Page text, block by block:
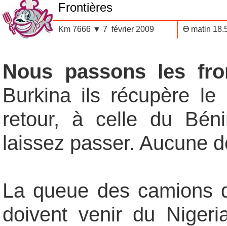
Frontières
Km 7666 ▼ 7 février 2009 Ө matin
Nous passons les
Burkina ils récupère
retour, à celle du
laissez passer. Aucune
La queue des camions
doivent venir du